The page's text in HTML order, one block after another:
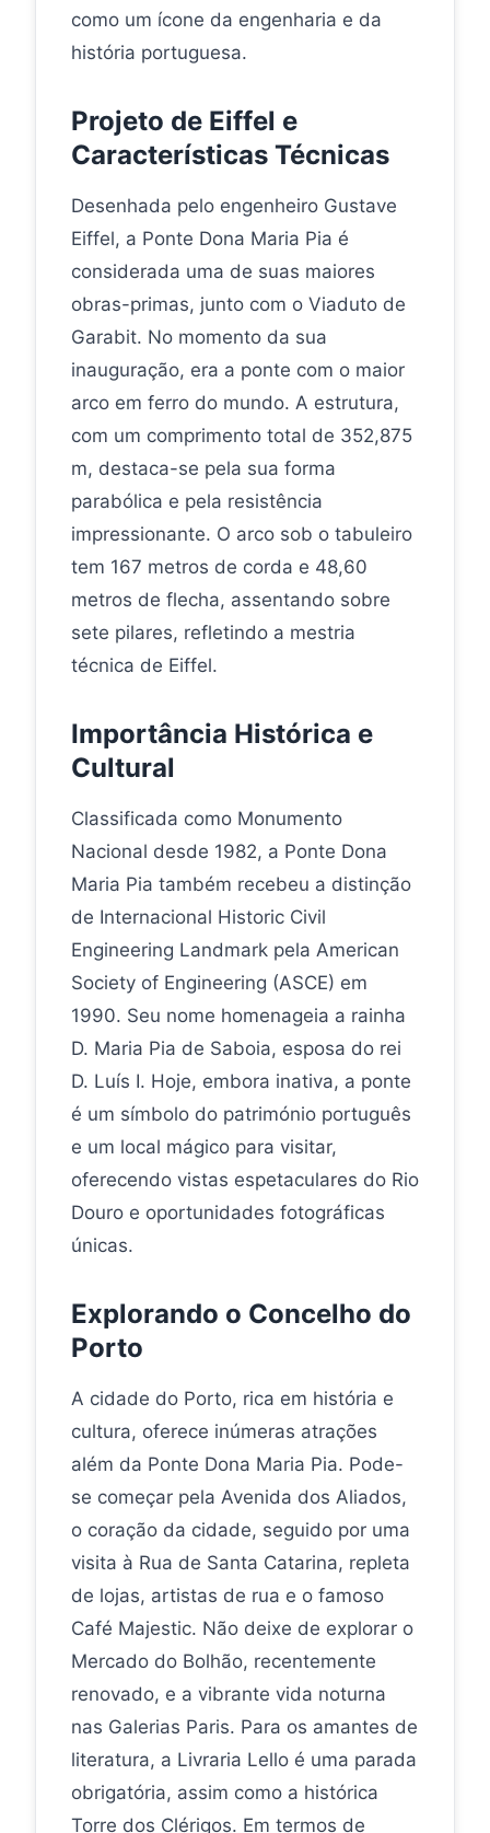
como um ícone da engenharia e da
história portuguesa.
Projeto de Eiffel e
Características Técnicas
Desenhada pelo engenheiro Gustave
Eiffel, a Ponte Dona Maria Pia é
considerada uma de suas maiores
obras-primas, junto com o Viaduto de
Garabit. No momento da sua
inauguração, era a ponte com o maior
arco em ferro do mundo. A estrutura,
com um comprimento total de 352,875
m, destaca-se pela sua forma
parabólica e pela resistência
impressionante. O arco sob o tabuleiro
tem 167 metros de corda e 48,60
metros de flecha, assentando sobre
sete pilares, refletindo a mestria
técnica de Eiffel.
Importância Histórica e
Cultural
Classificada como Monumento
Nacional desde 1982, a Ponte Dona
Maria Pia também recebeu a distinção
de Internacional Historic Civil
Engineering Landmark pela American
Society of Engineering (ASCE) em
1990. Seu nome homenageia a rainha
D. Maria Pia de Saboia, esposa do rei
D. Luís I. Hoje, embora inativa, a ponte
é um símbolo do património português
e um local mágico para visitar,
oferecendo vistas espetaculares do Rio
Douro e oportunidades fotográficas
únicas.
Explorando o Concelho do
Porto
A cidade do Porto, rica em história e
cultura, oferece inúmeras atrações
além da Ponte Dona Maria Pia. Pode-
se começar pela Avenida dos Aliados,
o coração da cidade, seguido por uma
visita à Rua de Santa Catarina, repleta
de lojas, artistas de rua e o famoso
Café Majestic. Não deixe de explorar o
Mercado do Bolhão, recentemente
renovado, e a vibrante vida noturna
nas Galerias Paris. Para os amantes de
literatura, a Livraria Lello é uma parada
obrigatória, assim como a histórica
Torre dos Clérigos. Em termos de